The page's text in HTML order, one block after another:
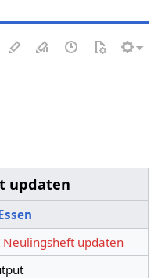
updaten
Neulingsheft updaten